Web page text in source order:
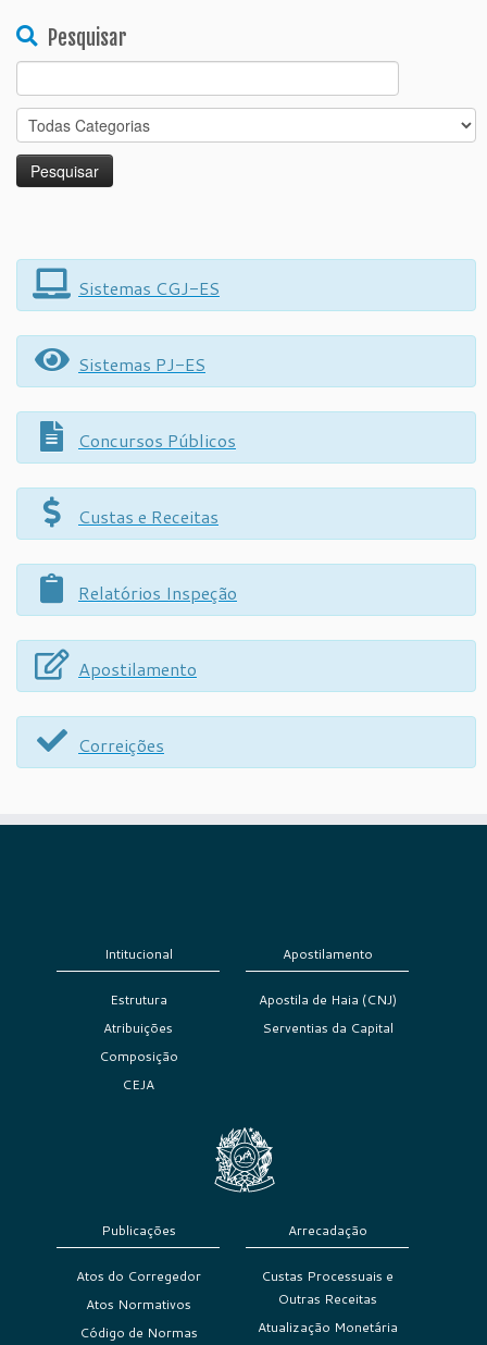
Pesquisar
Search
for:
Sistemas CGJ-ES
Sistemas PJ-ES
Concursos Públicos
Custas e Receitas
Relatórios Inspeção
Apostilamento
Correições
Intitucional
Estrutura
Atribuições
Composição
CEJA
Apostilamento
Apostila de Haia (CNJ)
Serventias da Capital
Publicações
Atos do Corregedor
Atos Normativos
Código de Normas
Arrecadação
Custas Processuais e
Outras Receitas
Atualização Monetária